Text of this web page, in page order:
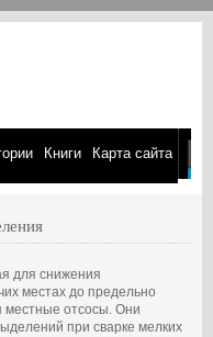
Книги Карта сайта
для снижения
местах до предельно
местные отсосы. Они
при сварке мелких